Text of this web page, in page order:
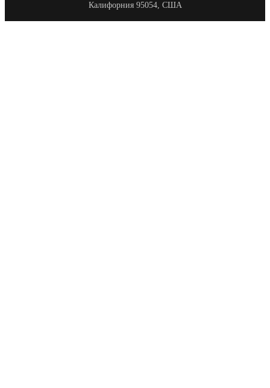
Калифорния 95054, США